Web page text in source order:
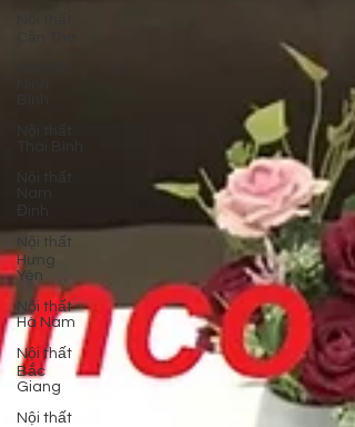
Nội thất
Hưng
Yên
Nội thất
Hà Nam
Nội thất
Bắc
Giang
Nội thất